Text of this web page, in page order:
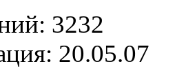
3232
20.05.07